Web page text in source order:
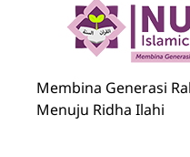
Nuraida Islamic Boarding School
Membina Generasi
Menuju Ridha Ilahi